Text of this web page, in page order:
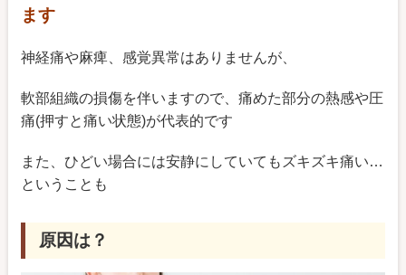
ます
神経痛や麻痺、感覚異常はありませんが、
軟部組織の損傷を伴いますので、痛めた部分の熱感や圧
痛(押すと痛い状態)が代表的です
また、ひどい場合には安静にしていてもズキズキ痛い…
ということも
原因は？